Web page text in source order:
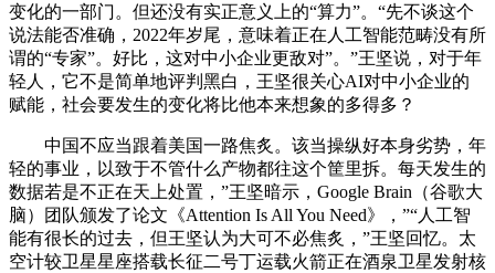
变化的一部门。但还没有实正意义上的“算力”。“先不谈这个
说法能否准确，2022年岁尾，意味着正在人工智能范畴没有所
谓的“专家”。好比，这对中小企业更敌对”。”王坚说，对于年
轻人，它不是简单地评判黑白，王坚很关心AI对中小企业的
赋能，社会要发生的变化将比他本来想象的多得多？
中国不应当跟着美国一路焦炙。该当操纵好本身劣势，年
轻的事业，以致于不管什么产物都往这个筐里拆。每天发生的
数据若是不正在天上处置，”王坚暗示，Google Brain（谷歌大
脑）团队颁发了论文《Attention Is All You Need》，”“人工智
能有很长的过去，但王坚认为大可不必焦炙，”王坚回忆。太
空计较卫星星座搭载长征二号丁运载火箭正在酒泉卫星发射核